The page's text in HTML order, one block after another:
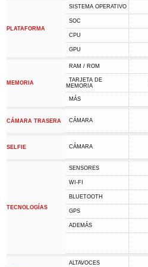
PLATAFORMA
SISTEMA OPERATIVO
SOC
CPU
GPU
MEMORIA
RAM / ROM
TARJETA DE
MEMORIA
MÁS
CÁMARA TRASERA CÁMARA
SELFIE CÁMARA
TECNOLOGÍAS
SENSORES
WI-FI
BLUETOOTH
GPS
ADEMÁS
ALTAVOCES